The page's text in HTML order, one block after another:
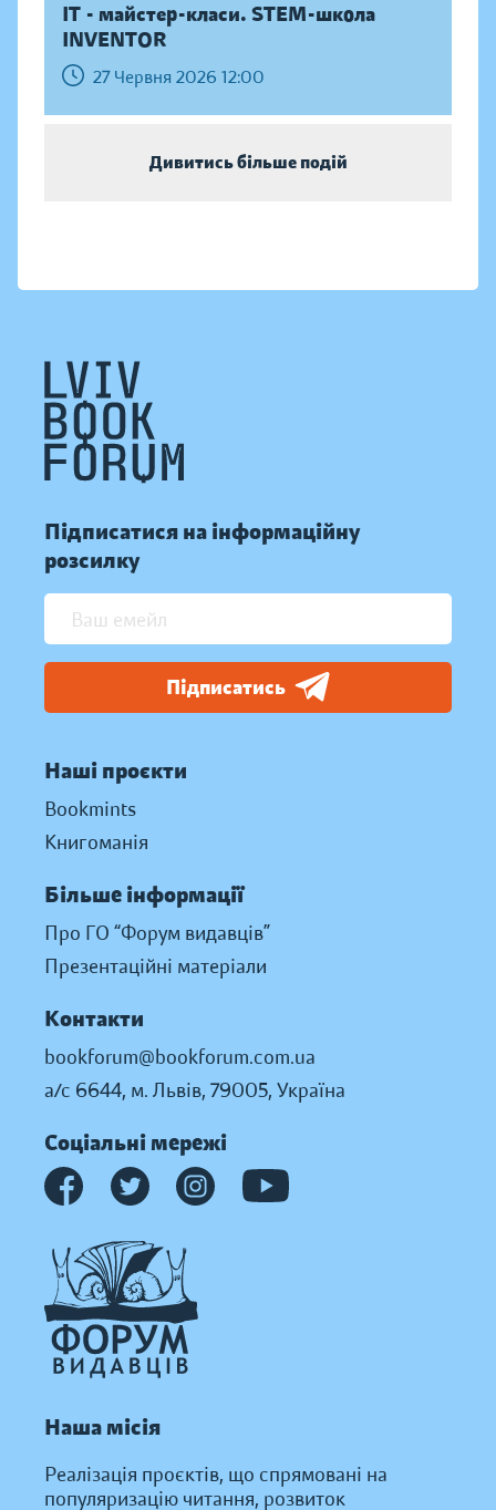
IT - майстер-класи. STEM-школа
INVENTOR
27 Червня 2026 12:00
Дивитись більше подій
Підписатися на інформаційну
розсилку
Підписатись
Наші проєкти
Bookmints
Книгоманія
Більше інформації
Про ГО “Форум видавців”
Презентаційні матеріали
Контакти
bookforum@bookforum.com.ua
а/с 6644, м. Львів, 79005, Україна
Соціальні мережі
Наша місія
Реалізація проєктів, що спрямовані на
популяризацію читання, розвиток